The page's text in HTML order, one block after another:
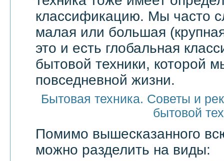
классификацию. Мы часто
малая или большая
это и есть глобальная
бытовой техники, которой
повседневной жизни.
Бытовая техника. Советы и
бытовой
Помимо вышесказанного
можно разделить на виды: